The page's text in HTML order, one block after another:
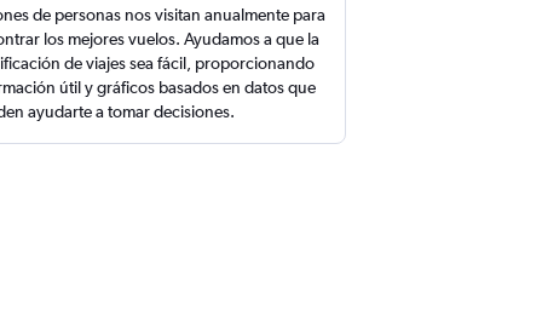
de personas nos visitan anualmente para
los mejores vuelos. Ayudamos a que la
de viajes sea fácil, proporcionando
útil y gráficos basados en datos que
ayudarte a tomar decisiones.